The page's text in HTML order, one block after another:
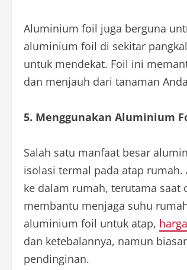
Aluminium foil juga berguna
aluminium foil di sekitar
untuk mendekat. Foil ini
dan menjauh dari tanaman
5. Menggunakan Aluminium
Salah satu manfaat besar
isolasi termal pada atap
ke dalam rumah, terutama
membantu menjaga suhu
aluminium foil untuk atap,
dan ketebalannya, namun
pendinginan.